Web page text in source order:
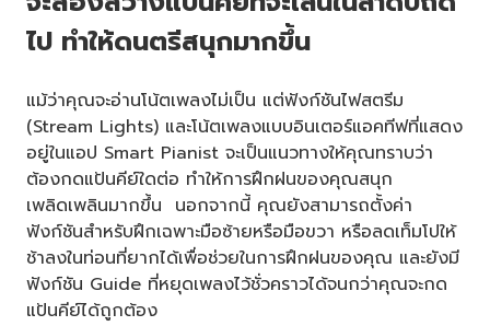
ไป ทำให้ดนตรีสนุกมากขึ้น
แม้ว่าคุณจะอ่านโน้ตเพลงไม่เป็น แต่ฟังก์ชันไฟสตรีม
(Stream Lights) และโน้ตเพลงแบบอินเตอร์แอคทีฟที่แสดง
อยู่ในแอป Smart Pianist จะเป็นแนวทางให้คุณทราบว่า
ต้องกดแป้นคีย์ใดต่อ ทำให้การฝึกฝนของคุณสนุก
เพลิดเพลินมากขึ้น นอกจากนี้ คุณยังสามารถตั้งค่า
ฟังก์ชันสำหรับฝึกเฉพาะมือซ้ายหรือมือขวา หรือลดเท็มโปให้
ช้าลงในท่อนที่ยากได้เพื่อช่วยในการฝึกฝนของคุณ และยังมี
ฟังก์ชัน Guide ที่หยุดเพลงไว้ชั่วคราวได้จนกว่าคุณจะกด
แป้นคีย์ได้ถูกต้อง